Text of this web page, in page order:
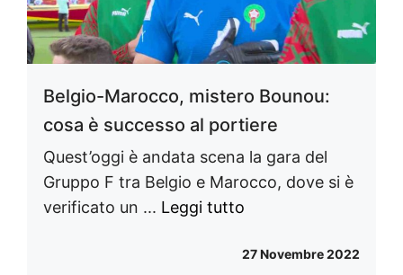
Belgio-Marocco, mistero Bounou:
cosa è successo al portiere
Quest’oggi è andata scena la gara del
Gruppo F tra Belgio e Marocco, dove si è
verificato un ... Leggi tutto
27 Novembre 2022